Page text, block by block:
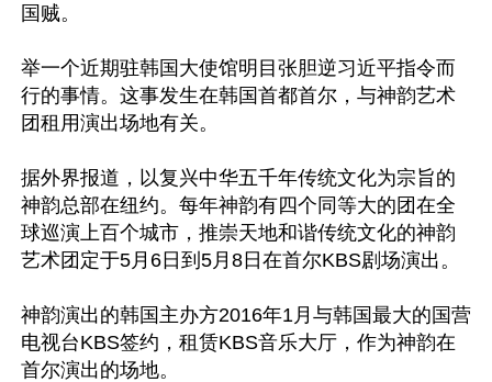
国贼。
举一个近期驻韩国大使馆明目张胆逆习近平指令而
行的事情。这事发生在韩国首都首尔，与神韵艺术
团租用演出场地有关。
据外界报道，以复兴中华五千年传统文化为宗旨的
神韵总部在纽约。每年神韵有四个同等大的团在全
球巡演上百个城市，推崇天地和谐传统文化的神韵
艺术团定于5月6日到5月8日在首尔KBS剧场演出。
神韵演出的韩国主办方2016年1月与韩国最大的国营
电视台KBS签约，租赁KBS音乐大厅，作为神韵在
首尔演出的场地。